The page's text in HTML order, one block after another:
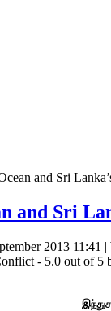
and Sri
and Sri
2013 11:41 |
- 5.0 out of 5